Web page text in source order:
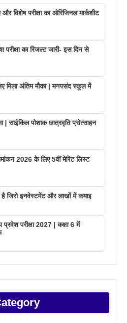
और विशेष परीक्षा का ओरिजिनल मार्कशीट
का रिजल्ट जारी- इस दिन से
मिला अंतिम मौका | मनपसंद स्कूल में
साईकिल पोशाक छात्रवृति प्रोत्साहन
2026 के लिए 5वीं मेरिट लिस्ट
जिरो इनवेस्टमेंट और लाखों में कमाइ
प्रवेश परीक्षा 2027 | कक्षा 6 में